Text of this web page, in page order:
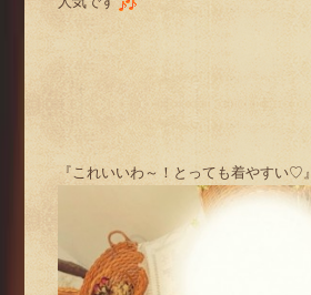
『これいいわ～！とっても着やすい♡』